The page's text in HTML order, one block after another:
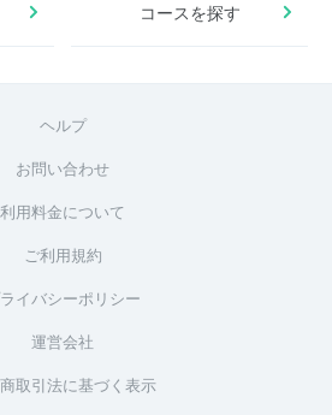
コースを探す
ヘルプ
お問い合わせ
利用料金について
ご利用規約
イバシーポリシー
運営会社
取引法に基づく表示